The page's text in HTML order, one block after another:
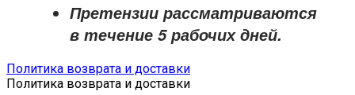
Претензии рассматриваются
в течение 5 рабочих дней.
Политика возврата и доставки
Политика возврата и доставки